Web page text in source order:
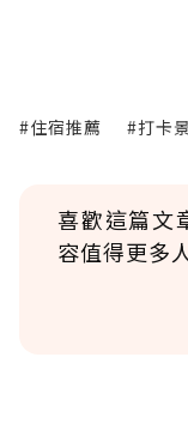
#住宿推薦 #打卡
喜歡這篇文
容值得更多